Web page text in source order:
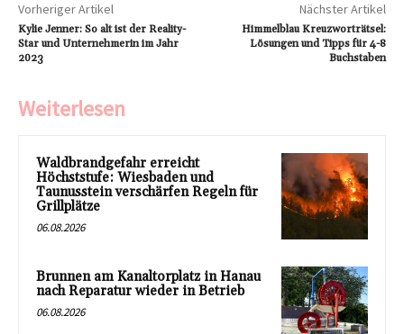
Vorheriger Artikel
Kylie Jenner: So alt ist der Reality-
Star und Unternehmerin im Jahr
2023
Nächster Artikel
Himmelblau Kreuzworträtsel:
Lösungen und Tipps für 4-8
Buchstaben
Weiterlesen
Waldbrandgefahr erreicht
Höchststufe: Wiesbaden und
Taunusstein verschärfen Regeln für
Grillplätze
06.08.2026
Brunnen am Kanaltorplatz in Hanau
nach Reparatur wieder in Betrieb
06.08.2026